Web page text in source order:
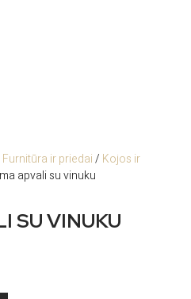
Furnitūra ir priedai/ Kojos ir
apvali su vinuku
SU VINUKU